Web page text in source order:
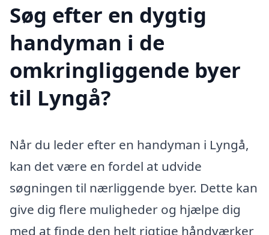
Søg efter en dygtig
handyman i de
omkringliggende byer
til Lyngå?
Når du leder efter en handyman i Lyngå,
kan det være en fordel at udvide
søgningen til nærliggende byer. Dette kan
give dig flere muligheder og hjælpe dig
med at finde den helt rigtige håndværker